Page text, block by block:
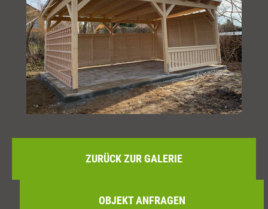
ZURÜCK ZUR GALERIE
OBJEKT ANFRAGEN